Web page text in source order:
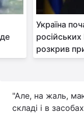
Україна
розкрив
"Але, на жаль,
складі і в